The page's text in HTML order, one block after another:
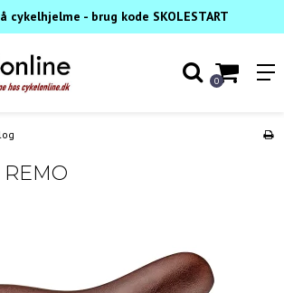
cykelhjelme - brug kode SKOLESTART
0
REMO